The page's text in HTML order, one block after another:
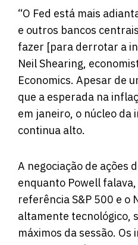
“O Fed está mais
e outros bancos
fazer [para derrotar a
Neil Shearing,
Economics. Apesar de
que a esperada na
em janeiro, o núcleo da
continua alto.
A negociação de ações
enquanto Powell
referência S&P 500 e o
altamente tecnológico,
máximos da sessão. Os